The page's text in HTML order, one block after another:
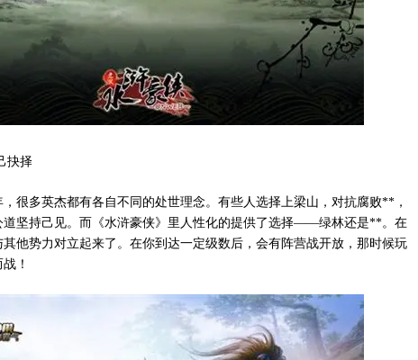
抉择
多英杰都有各自不同的处世理念。有些人选择上梁山，对抗腐败**，
坚持己见。而《水浒豪侠》里人性化的提供了选择——绿林还是**。在
他势力对立起来了。在你到达一定级数后，会有阵营战开放，那时候玩
！